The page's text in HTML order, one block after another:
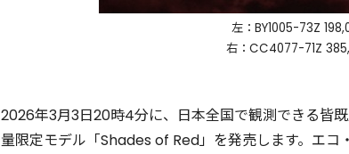
左：BY1005-73Z
右：CC4077-71Z
2026年3月3日20時4分に、日本全国で観測できる皆
量限定モデル「Shades of Red」を発売します。エコ